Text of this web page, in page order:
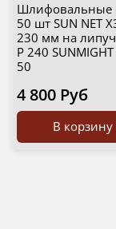
Шлифовальные
50 шт SUN NET
230 мм на
P 240
50
4 800 Руб
В корзину